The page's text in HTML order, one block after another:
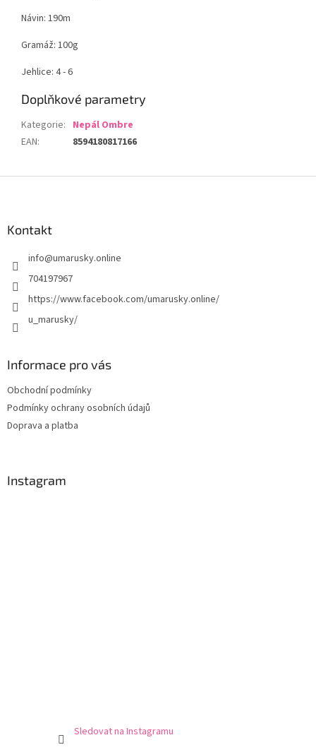
Návin: 190m
Gramáž: 100g
Jehlice: 4 - 6
Doplňkové parametry
Kategorie: Nepál Ombre
EAN: 8594180817166
Kontakt
info@umarusky.online
704197967
https://www.facebook.com/umarusky.online/
u_marusky/
Informace pro vás
Obchodní podmínky
Podmínky ochrany osobních údajů
Doprava a platba
Instagram
Sledovat na Instagramu